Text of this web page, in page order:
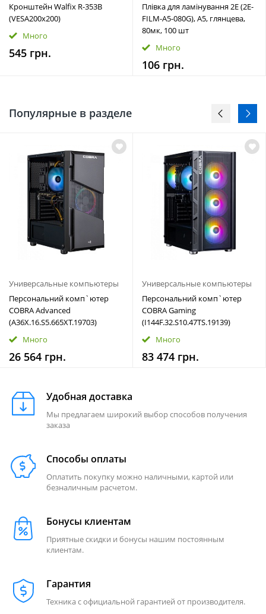
Кронштейн Walfix R-353B
(VESA200х200)
Много
545 грн.
Плівка для ламінування 2E (2E-
FILM-A5-080G), A5, глянцева,
80мк, 100 шт
Много
106 грн.
Популярные в разделе
Универсальные компьютеры
Персональний комп`ютер
COBRA Advanced
(A36X.16.S5.665XT.19703)
Много
26 564 грн.
Универсальные компьютеры
Персональний комп`ютер
COBRA Gaming
(I144F.32.S10.47TS.19139)
Много
83 474 грн.
Удобная доставка
Мы предлагаем широкий выбор способов получения
заказа
Способы оплаты
Оплатить покупку можно наличными, картой или
безналичным расчетом.
Бонусы клиентам
Приятные скидки и бонусы нашим постоянным
клиентам.
Гарантия
Техника с официальной гарантией от производителя.